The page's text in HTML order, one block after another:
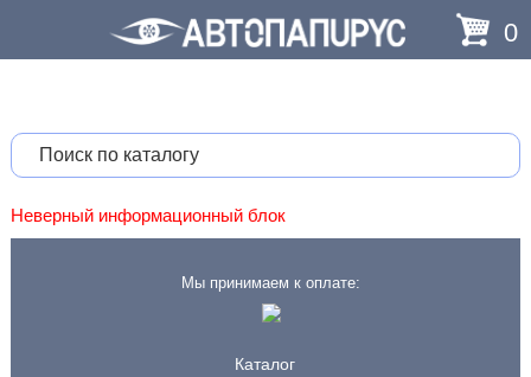
0
Неверный информационный блок
Мы принимаем к оплате:
Каталог